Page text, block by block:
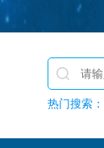
热门搜索：